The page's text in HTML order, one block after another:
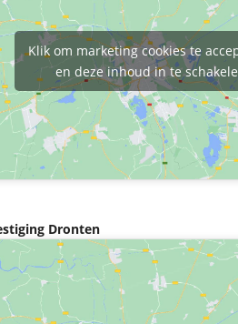
Klik om marketing cookies te
en deze inhoud in te
Dronten